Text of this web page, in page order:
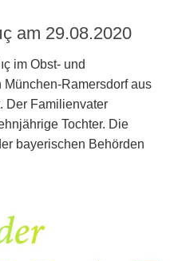
am 29.08.2020
im Obst- und
Ramersdorf aus
Der Familienvater
Tochter. Die
bayerischen Behörden